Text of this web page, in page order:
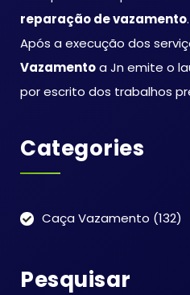
reparação de vazamento.
Após a execução dos
Vazamentoa Jn emite o
por escrito dos trabalhos
Categories
Caça Vazamento (132)
Pesquisar